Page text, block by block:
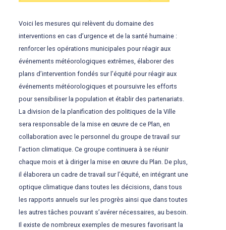
Voici les mesures qui relèvent du domaine des
interventions en cas d’urgence et de la santé humaine :
renforcer les opérations municipales pour réagir aux
événements météorologiques extrêmes, élaborer des
plans d’intervention fondés sur l’équité pour réagir aux
événements météorologiques et poursuivre les efforts
pour sensibiliser la population et établir des partenariats.
La division de la planification des politiques de la Ville
sera responsable de la mise en œuvre de ce Plan, en
collaboration avec le personnel du groupe de travail sur
l’action climatique. Ce groupe continuera à se réunir
chaque mois et à diriger la mise en œuvre du Plan. De plus,
il élaborera un cadre de travail sur l’équité, en intégrant une
optique climatique dans toutes les décisions, dans tous
les rapports annuels sur les progrès ainsi que dans toutes
les autres tâches pouvant s’avérer nécessaires, au besoin.
Il existe de nombreux exemples de mesures favorisant la